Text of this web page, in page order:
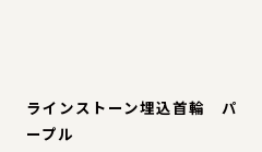
ラインストーン埋込首輪 パ
ープル